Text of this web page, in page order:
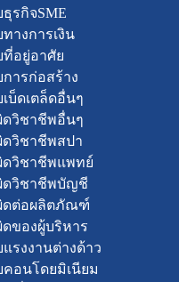
รกิจSME
างการเงิน
อยู่อาศัย
ารก่อสร้าง
บ็ดเตล็ดอื่นๆ
ดวิชาชีพอื่นๆ
ดวิชาชีพสปา
ดวิชาชีพแพทย์
ดวิชาชีพบัญชี
ดต่อผลิตภัณฑ์
ของผู้บริหาร
รงงานต่างด้าว
อนโดยมิเนียม